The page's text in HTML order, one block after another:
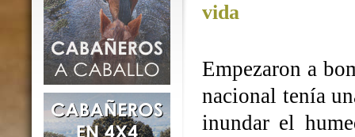
vida
Empezaron a
nacional tenía
inundar el